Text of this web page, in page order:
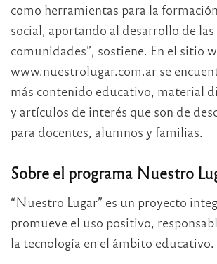
como herramientas para la
social, aportando al desarrollo de las
comunidades”, sostiene. En el sitio
www.nuestrolugar.com.ar se
más contenido educativo, material
y artículos de interés que son de
para docentes, alumnos y familias.
Sobre el programa Nuestro
“Nuestro Lugar” es un proyecto
promueve el uso positivo,
la tecnología en el ámbito educativo.